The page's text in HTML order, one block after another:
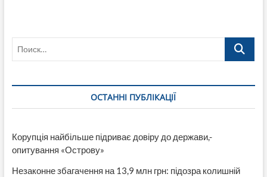
Поиск…
ОСТАННІ ПУБЛІКАЦІЇ
Корупція найбільше підриває довіру до держави,-
опитування «Острову»
Незаконне збагачення на 13,9 млн грн: підозра колишній